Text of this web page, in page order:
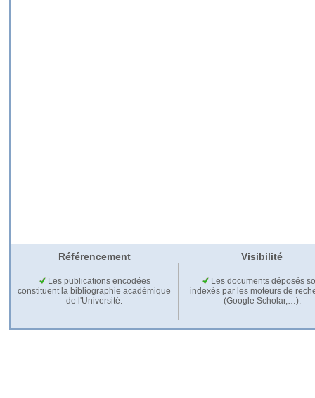
Référencement Visibilité
Les publications encodées
constituent la bibliographie académique
de l'Université.
Les documents déposés
indexés par les moteurs de
(Google Scholar,…).